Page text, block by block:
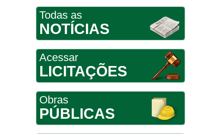
Todas as
NOTÍCIAS
Acessar
LICITAÇÕES
Obras
PÚBLICAS